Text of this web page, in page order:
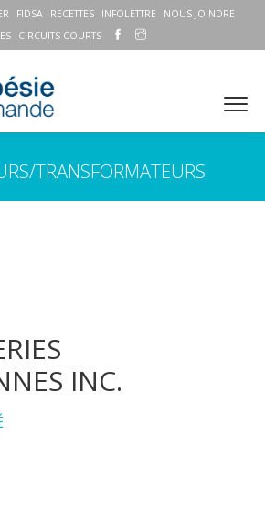
FIDSA RECETTES INFOLETTRE
NOUS JOINDRE
CIRCUITS COURTS
TRANSFORMATEURS
INC.